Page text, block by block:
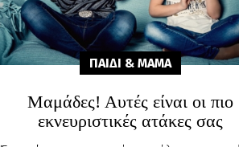
ΠΑΙΔΙ & ΜΑΜA
Μαμάδες! Αυτές είναι οι πιο
εκνευριστικές ατάκες σας